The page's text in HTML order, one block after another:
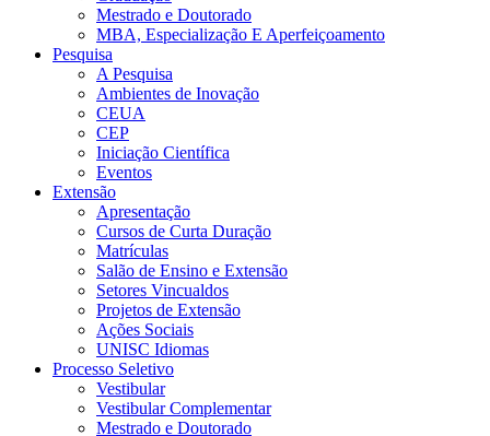
Mestrado e Doutorado
MBA, Especialização E Aperfeiçoamento
Pesquisa
A Pesquisa
Ambientes de Inovação
CEUA
CEP
Iniciação Científica
Eventos
Extensão
Apresentação
Cursos de Curta Duração
Matrículas
Salão de Ensino e Extensão
Setores Vincualdos
Projetos de Extensão
Ações Sociais
UNISC Idiomas
Processo Seletivo
Vestibular
Vestibular Complementar
Mestrado e Doutorado